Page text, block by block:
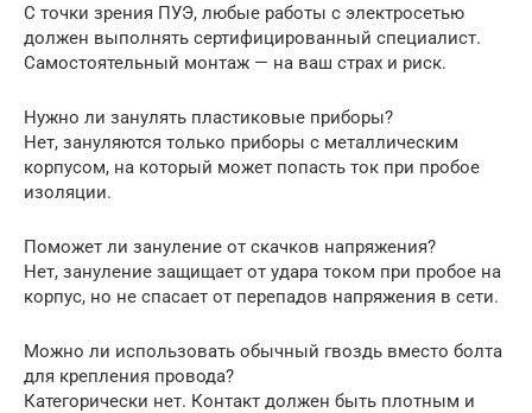
С точки зрения ПУЭ, любые работы с электросетью
должен выполнять сертифицированный специалист.
Самостоятельный монтаж — на ваш страх и риск.
Нужно ли занулять пластиковые приборы?
Нет, зануляются только приборы с металлическим
корпусом, на который может попасть ток при пробое
изоляции.
Поможет ли зануление от скачков напряжения?
Нет, зануление защищает от удара током при пробое на
корпус, но не спасает от перепадов напряжения в сети.
Можно ли использовать обычный гвоздь вместо болта
для крепления провода?
Категорически нет. Контакт должен быть плотным и